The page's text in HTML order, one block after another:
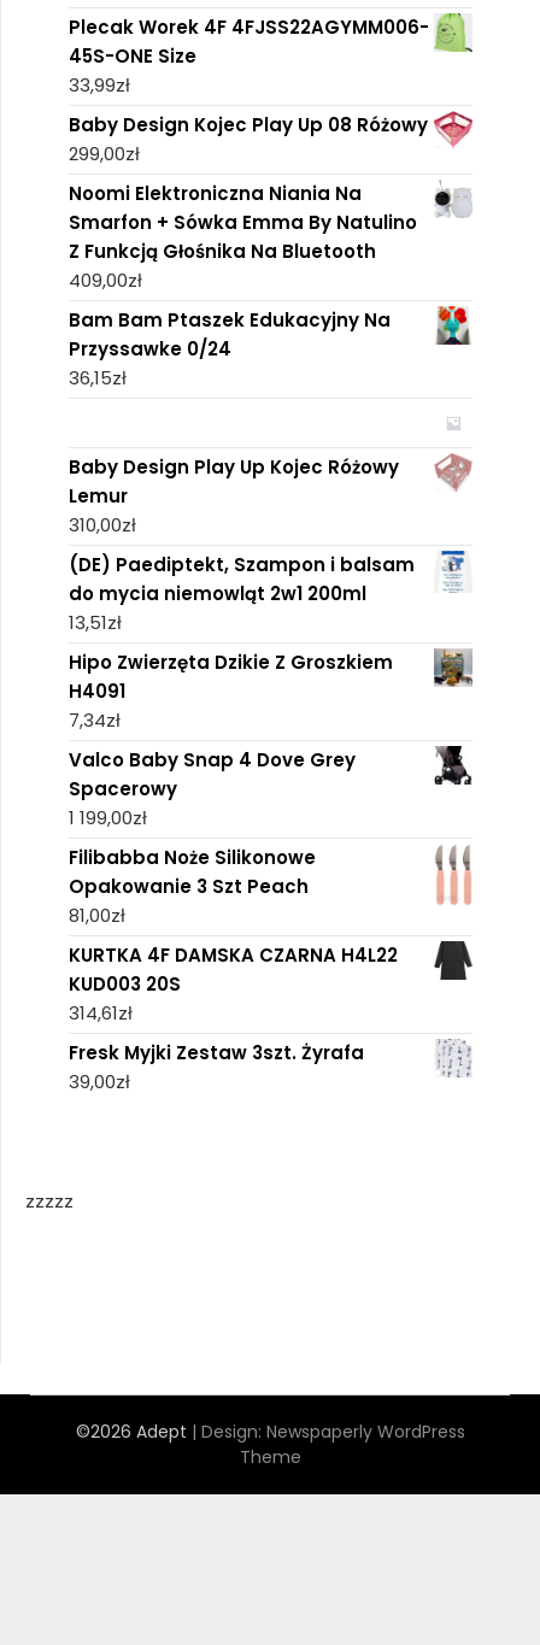
Plecak Worek 4F 4FJSS22AGYMM006-
45S-ONE Size
33,99zł
Baby Design Kojec Play Up 08 Różowy
299,00zł
Noomi Elektroniczna Niania Na
Smarfon + Sówka Emma By Natulino
Z Funkcją Głośnika Na Bluetooth
409,00zł
Bam Bam Ptaszek Edukacyjny Na
Przyssawke 0/24
36,15zł
Baby Design Play Up Kojec Różowy
Lemur
310,00zł
(DE) Paediptekt, Szampon i balsam
do mycia niemowląt 2w1 200ml
13,51zł
Hipo Zwierzęta Dzikie Z Groszkiem
H4091
7,34zł
Valco Baby Snap 4 Dove Grey
Spacerowy
1 199,00zł
Filibabba Noże Silikonowe
Opakowanie 3 Szt Peach
81,00zł
KURTKA 4F DAMSKA CZARNA H4L22
KUD003 20S
314,61zł
Fresk Myjki Zestaw 3szt. Żyrafa
39,00zł
zzzzz
©2026 Adept | Design: Newspaperly WordPress
Theme